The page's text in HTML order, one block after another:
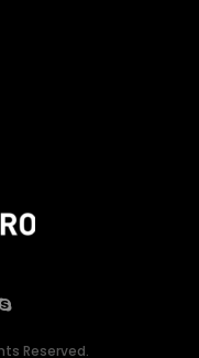
Reserved.